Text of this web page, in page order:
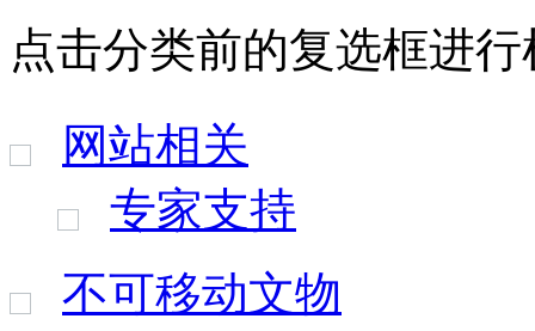
点击分类前的复选框进行
网站相关
专家支持
不可移动文物